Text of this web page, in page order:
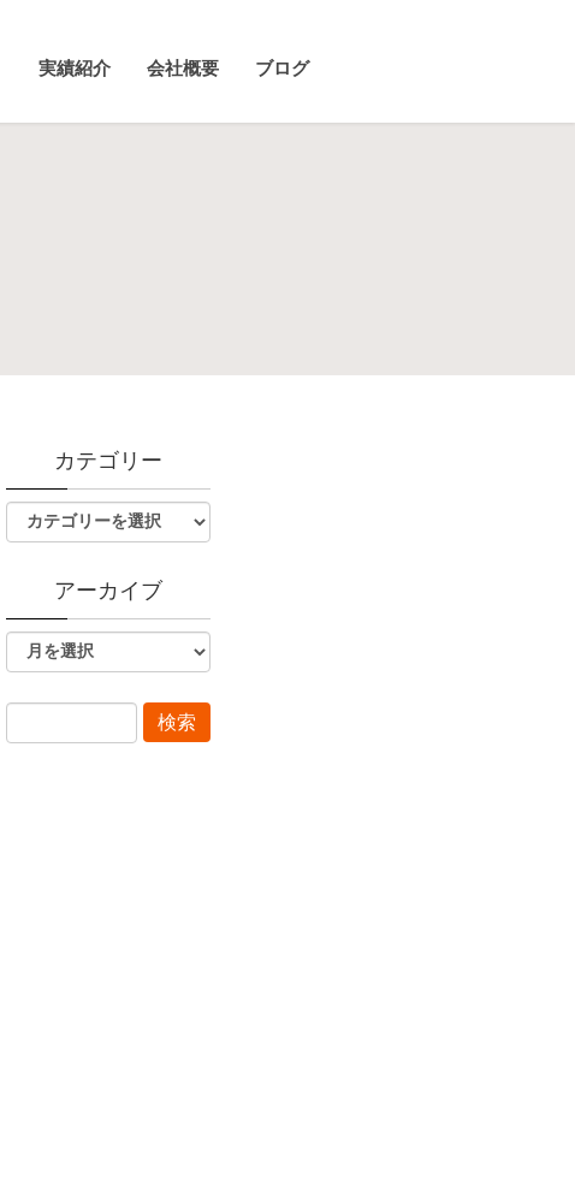
実績紹介 会社概要 ブログ
カテゴリー
アーカイブ